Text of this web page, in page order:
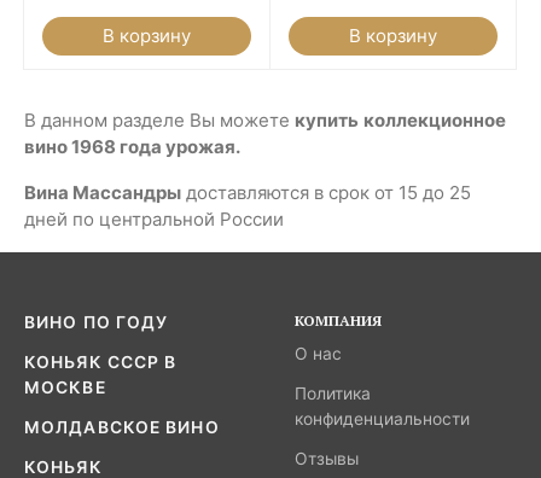
В корзину В корзину
В данном разделе Вы можете купить коллекционное
вино 1968 года урожая.
Вина Массандры доставляются в срок от 15 до 25
дней по центральной России
ВИНО ПО ГОДУ
КОНЬЯК СССР В
МОСКВЕ
МОЛДАВСКОЕ ВИНО
КОНЬЯК
КОМПАНИЯ
О нас
Политика
конфиденциальности
Отзывы